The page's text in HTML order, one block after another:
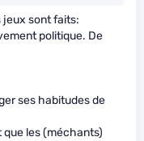
jeux sont faits:
politique. De
ses habitudes de
les (méchants)